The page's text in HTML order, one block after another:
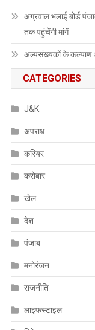
अग्रवाल भलाई बोर्ड
तक पहुंचेंगी मांगें
अल्पसंख्यकों के कल्याण
CATEGORIES
J&K
अपराध
करियर
करोबार
खेल
देश
पंजाब
मनोरंजन
राजनीति
लाइफस्टाइल